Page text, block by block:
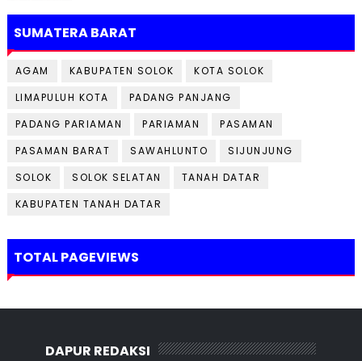
SUMATERA BARAT
AGAM KABUPATEN SOLOK
KOTA SOLOK
LIMAPULUH KOTA
PADANG PANJANG
PADANG PARIAMAN
PARIAMAN
PASAMAN
PASAMAN BARAT
SAWAHLUNTO
SIJUNJUNG
SOLOK
SOLOK SELATAN
TANAH DATAR
KABUPATEN TANAH DATAR
TOTAL PAGEVIEWS
DAPUR REDAKSI